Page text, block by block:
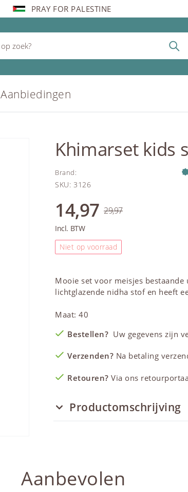
PRAY FOR PALESTINE
Aanbiedingen
Khimarset kids
Brand:
SKU: 3126
14,97 29,97
Incl. BTW
Niet op voorraad
Mooie set voor meisjes bestaande
lichtglazende nidha stof en heeft
Maat: 40
Bestellen? Uw gegevens zijn
Verzenden? Na betaling
Retouren? Via ons
Productomschrijving
Aanbevolen